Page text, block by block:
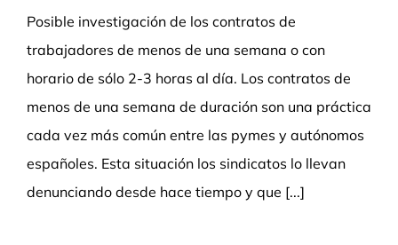
Posible investigación de los contratos de
trabajadores de menos de una semana o con
horario de sólo 2-3 horas al día. Los contratos de
menos de una semana de duración son una práctica
cada vez más común entre las pymes y autónomos
españoles. Esta situación los sindicatos lo llevan
denunciando desde hace tiempo y que [...]